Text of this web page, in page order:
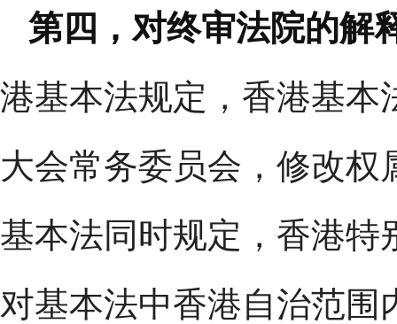
第四，对终审法院的解
港基本法规定，香港基本
大会常务委员会，修改
基本法同时规定，香港特
对基本法中香港自治范